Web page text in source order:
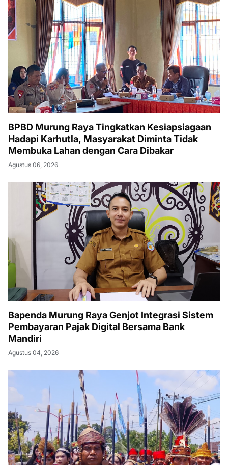
BPBD Murung Raya Tingkatkan Kesiapsiagaan
Hadapi Karhutla, Masyarakat Diminta Tidak
Membuka Lahan dengan Cara Dibakar
Agustus 06, 2026
Bapenda Murung Raya Genjot Integrasi Sistem
Pembayaran Pajak Digital Bersama Bank
Mandiri
Agustus 04, 2026